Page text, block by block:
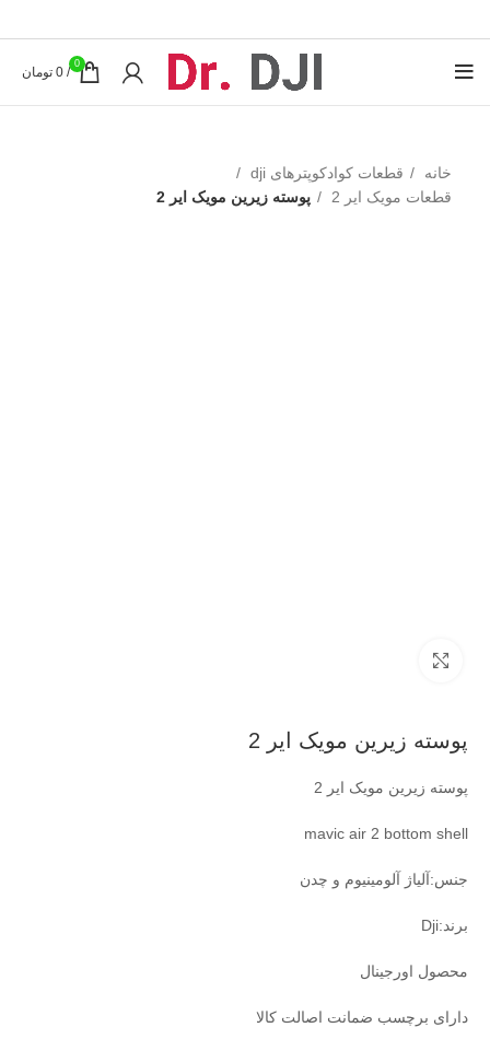
0
/
0 تومان
خانه
قطعات کوادکوپترهای dji
قطعات مویک ایر 2
پوسته زیرین مویک ایر 2
پوسته زیرین مویک ایر 2
پوسته زیرین مویک ایر 2
mavic air 2 bottom shell
جنس:آلیاژ آلومینیوم و چدن
برند:Dji
محصول اورجینال
دارای برچسب ضمانت اصالت کالا